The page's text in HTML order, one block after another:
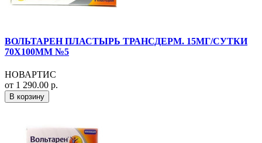
ВОЛЬТАРЕН ПЛАСТЫРЬ ТРАНСДЕРМ. 15МГ/СУТКИ
70Х100ММ №5
НОВАРТИС
от 1 290.00 р.
В корзину